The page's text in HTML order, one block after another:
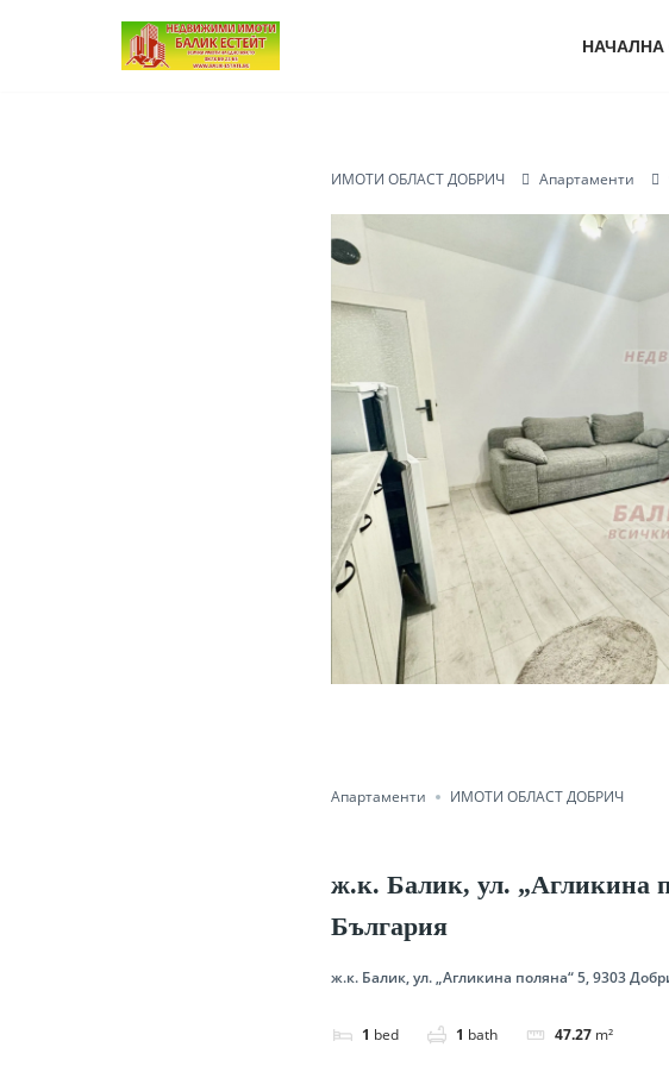
Продължете
НАЧАЛНА
ИМОТИ ОБЛАСТ ДОБРИЧ Апартаменти
Апартаменти ИМОТИ ОБЛАСТ ДОБРИЧ
ж.к. Балик, ул. „Агликина
България
ж.к. Балик, ул. „Агликина поляна“ 5, 9303
1 bed 1 bath 47.27 m²